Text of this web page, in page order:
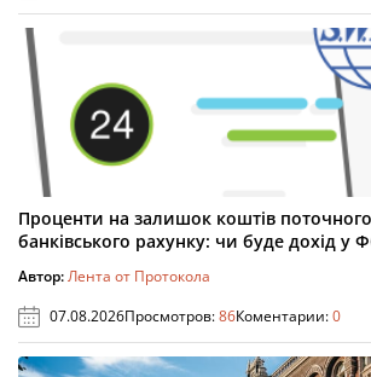
Проценти на залишок коштів поточного
банківського рахунку: чи буде дохід у
Автор:Лента от Протокола
07.08.2026Просмотров:86Коментарии:0